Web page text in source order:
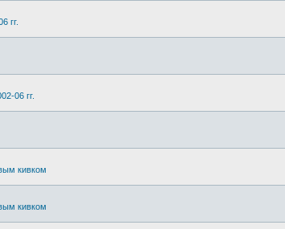
гг.
06 гг.
кивком
кивком